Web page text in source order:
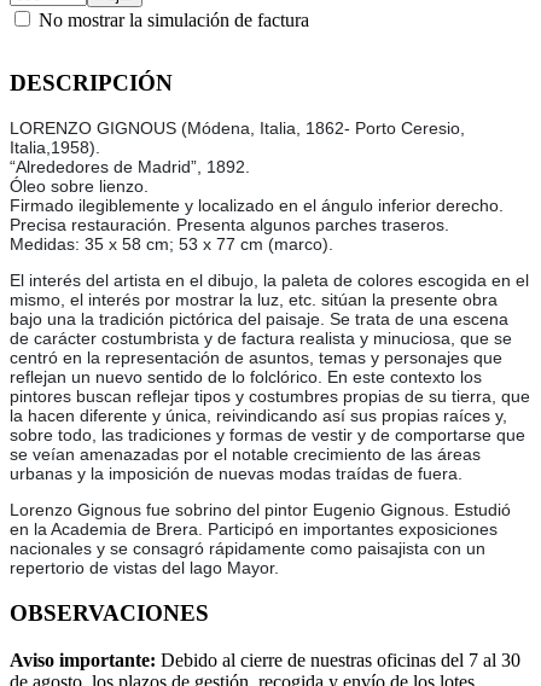
No mostrar la simulación de factura
DESCRIPCIÓN
LORENZO GIGNOUS (Módena, Italia, 1862- Porto Ceresio,
Italia,1958).
“Alrededores de Madrid”, 1892.
Óleo sobre lienzo.
Firmado ilegiblemente y localizado en el ángulo inferior derecho.
Precisa restauración. Presenta algunos parches traseros.
Medidas: 35 x 58 cm; 53 x 77 cm (marco).
El interés del artista en el dibujo, la paleta de colores escogida en el
mismo, el interés por mostrar la luz, etc. sitúan la presente obra
bajo una la tradición pictórica del paisaje. Se trata de una escena
de carácter costumbrista y de factura realista y minuciosa, que se
centró en la representación de asuntos, temas y personajes que
reflejan un nuevo sentido de lo folclórico. En este contexto los
pintores buscan reflejar tipos y costumbres propias de su tierra, que
la hacen diferente y única, reivindicando así sus propias raíces y,
sobre todo, las tradiciones y formas de vestir y de comportarse que
se veían amenazadas por el notable crecimiento de las áreas
urbanas y la imposición de nuevas modas traídas de fuera.
Lorenzo Gignous fue sobrino del pintor Eugenio Gignous. Estudió
en la Academia de Brera. Participó en importantes exposiciones
nacionales y se consagró rápidamente como paisajista con un
repertorio de vistas del lago Mayor.
OBSERVACIONES
Aviso importante: Debido al cierre de nuestras oficinas del 7 al 30
de agosto, los plazos de gestión, recogida y envío de los lotes